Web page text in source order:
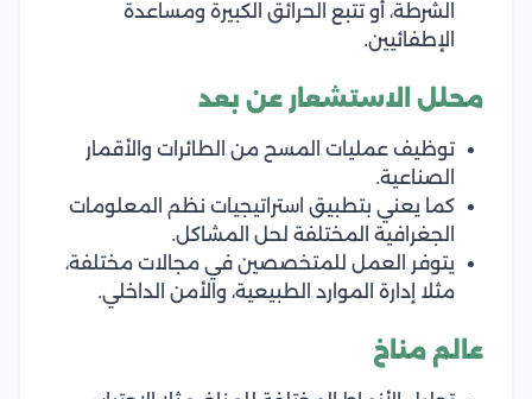
الشرطة، أو تتبع الحرائق الكبيرة ومساعدة
الإطفائيين.
محلل الاستشعار عن بعد
توظيف عمليات المسح من الطائرات والأقمار
الصناعية.
كما يعني بتطبيق استراتيجيات نظم المعلومات
الجغرافية المختلفة لحل المشاكل.
يتوفر العمل للمتخصصين في مجالات مختلفة،
مثلا إدارة الموارد الطبيعية، والأمن الداخلي.
عالم مناخ